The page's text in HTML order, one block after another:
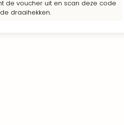
de voucher uit en scan deze code
draaihekken.